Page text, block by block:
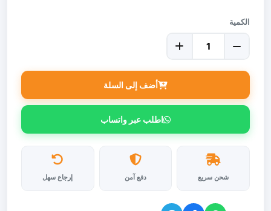
الكمية
أضف إلى السلة
اطلب عبر واتساب
شحن سريع دفع آمن إرجاع سهل